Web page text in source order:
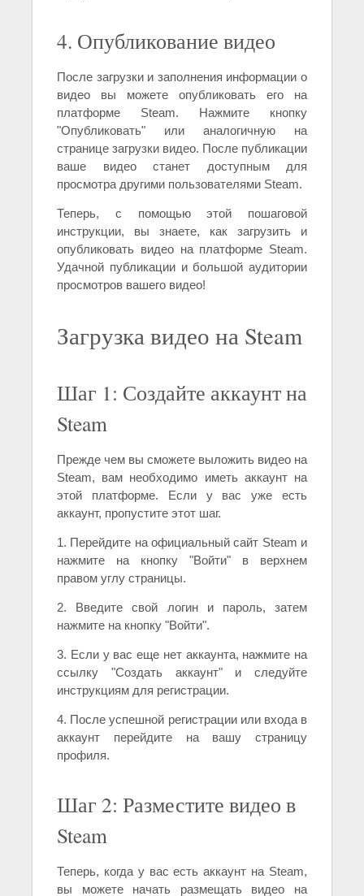
4. Опубликование видео
После загрузки и заполнения информации о
видео вы можете опубликовать его на
платформе Steam. Нажмите кнопку
"Опубликовать" или аналогичную на
странице загрузки видео. После публикации
ваше видео станет доступным для
просмотра другими пользователями Steam.
Теперь, с помощью этой пошаговой
инструкции, вы знаете, как загрузить и
опубликовать видео на платформе Steam.
Удачной публикации и большой аудитории
просмотров вашего видео!
Загрузка видео на Steam
Шаг 1: Создайте аккаунт на
Steam
Прежде чем вы сможете выложить видео на
Steam, вам необходимо иметь аккаунт на
этой платформе. Если у вас уже есть
аккаунт, пропустите этот шаг.
1. Перейдите на официальный сайт Steam и
нажмите на кнопку "Войти" в верхнем
правом углу страницы.
2. Введите свой логин и пароль, затем
нажмите на кнопку "Войти".
3. Если у вас еще нет аккаунта, нажмите на
ссылку "Создать аккаунт" и следуйте
инструкциям для регистрации.
4. После успешной регистрации или входа в
аккаунт перейдите на вашу страницу
профиля.
Шаг 2: Разместите видео в
Steam
Теперь, когда у вас есть аккаунт на Steam,
вы можете начать размещать видео на